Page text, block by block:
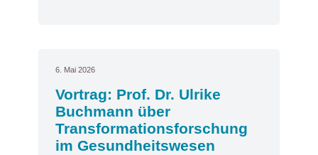
6. Mai 2026
Vortrag: Prof. Dr. Ulrike
Buchmann über
Transformationsforschung
im Gesundheitswesen